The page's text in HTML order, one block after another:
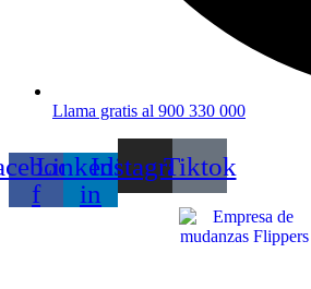
Llama gratis al 900 330 000
f
Linkedin-
in
InstagramTiktok